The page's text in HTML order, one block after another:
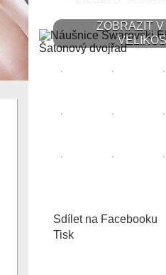
ZOBRAZIT
Sdílet na Facebooku
Tisk